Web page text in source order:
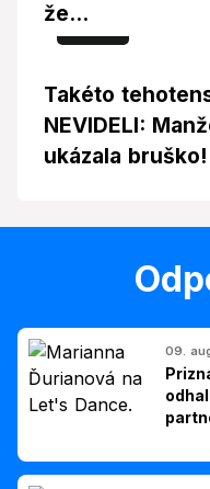
že...
Foto
Takéto
NEVIDELI:
ukázala
09.